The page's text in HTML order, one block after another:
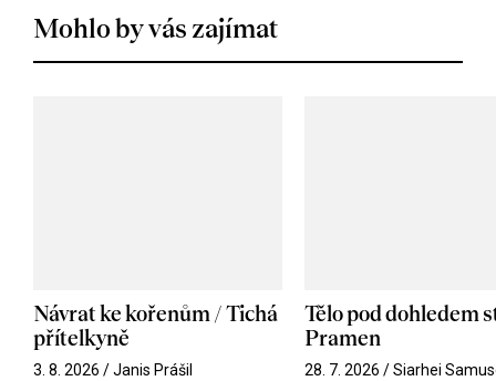
Mohlo by vás zajímat
Návrat ke kořenům / Tichá
přítelkyně
3. 8. 2026 / Janis Prášil
Tělo pod dohledem
Pramen
28. 7. 2026 / Siarhei